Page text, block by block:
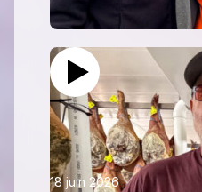
18 juin 2026